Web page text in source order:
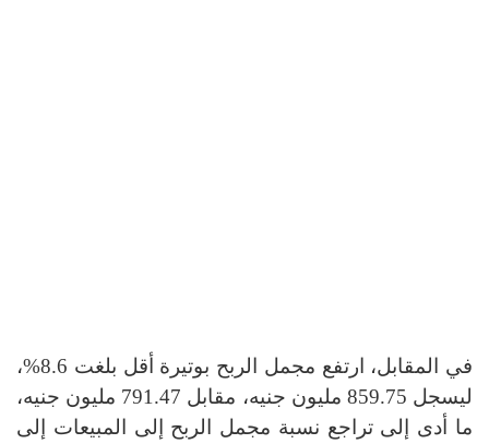
في المقابل، ارتفع مجمل الربح بوتيرة أقل بلغت 8.6%،
ليسجل 859.75 مليون جنيه، مقابل 791.47 مليون جنيه،
ما أدى إلى تراجع نسبة مجمل الربح إلى المبيعات إلى